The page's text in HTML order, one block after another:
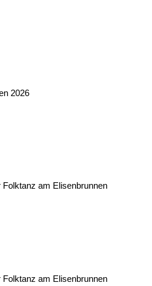
2026
Folktanz am Elisenbrunnen
Folktanz am Elisenbrunnen